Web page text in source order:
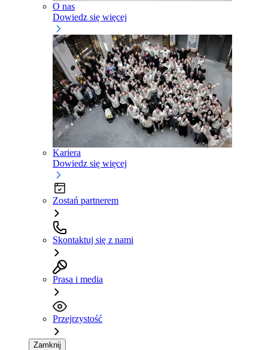
O nas
Dowiedz się więcej
Kariera
Dowiedz się więcej
Zostań partnerem
Skontaktuj się z nami
Prasa i media
Przejrzystość
Zamknij